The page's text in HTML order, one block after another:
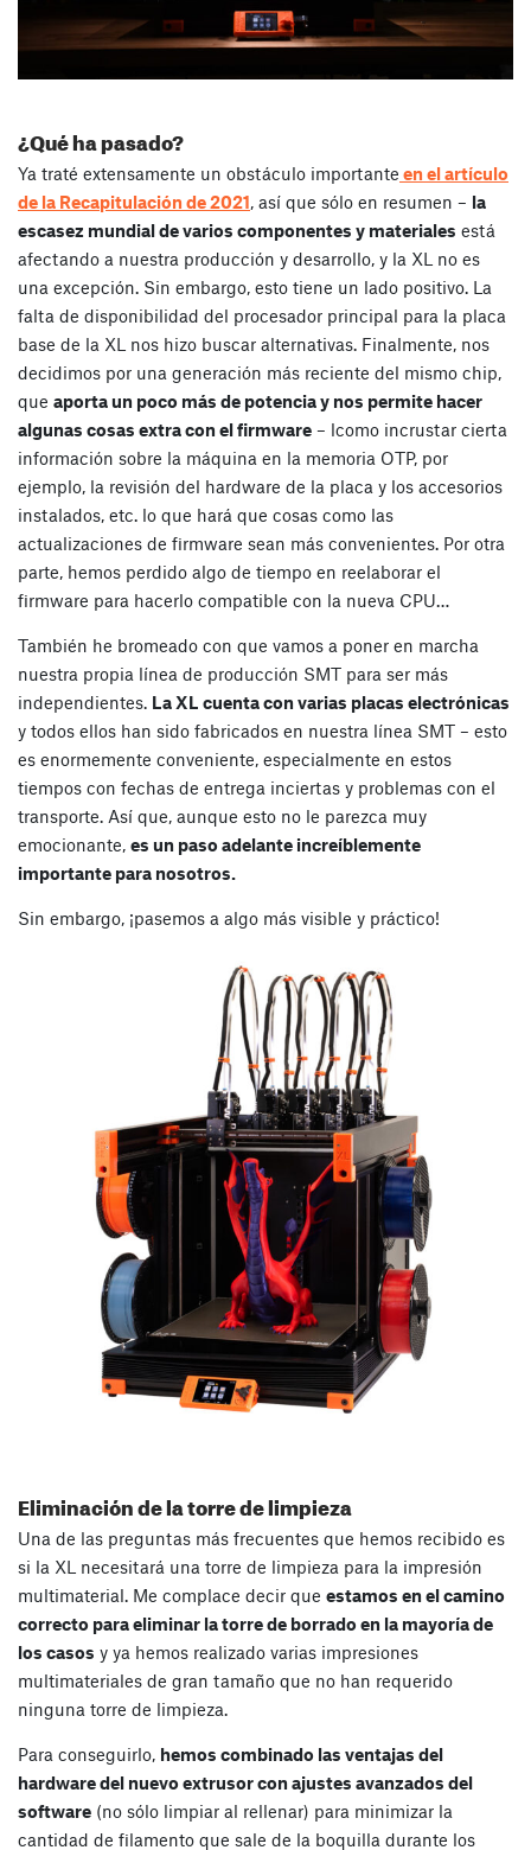
¿Qué ha pasado?
Ya traté extensamente un obstáculo importante en el artículo
de la Recapitulación de 2021 , así que sólo en resumen – la
escasez mundial de varios componentes y materiales está
afectando a nuestra producción y desarrollo, y la XL no es
una excepción. Sin embargo, esto tiene un lado positivo. La
falta de disponibilidad del procesador principal para la placa
base de la XL nos hizo buscar alternativas. Finalmente, nos
decidimos por una generación más reciente del mismo chip,
que aporta un poco más de potencia y nos permite hacer
algunas cosas extra con el firmware – lcomo incrustar cierta
información sobre la máquina en la memoria OTP, por
ejemplo, la revisión del hardware de la placa y los accesorios
instalados, etc. lo que hará que cosas como las
actualizaciones de firmware sean más convenientes. Por otra
parte, hemos perdido algo de tiempo en reelaborar el
firmware para hacerlo compatible con la nueva CPU…
También he bromeado con que vamos a poner en marcha
nuestra propia línea de producción SMT para ser más
independientes. La XL cuenta con varias placas electrónicas
y todos ellos han sido fabricados en nuestra línea SMT – esto
es enormemente conveniente, especialmente en estos
tiempos con fechas de entrega inciertas y problemas con el
transporte. Así que, aunque esto no le parezca muy
emocionante, es un paso adelante increíblemente
importante para nosotros.
Sin embargo, ¡pasemos a algo más visible y práctico!
Eliminación de la torre de limpieza
Una de las preguntas más frecuentes que hemos recibido es
si la XL necesitará una torre de limpieza para la impresión
multimaterial. Me complace decir que estamos en el camino
correcto para eliminar la torre de borrado en la mayoría de
los casos y ya hemos realizado varias impresiones
multimateriales de gran tamaño que no han requerido
ninguna torre de limpieza.
Para conseguirlo, hemos combinado las ventajas del
hardware del nuevo extrusor con ajustes avanzados del
software (no sólo limpiar al rellenar) para minimizar la
cantidad de filamento que sale de la boquilla durante los